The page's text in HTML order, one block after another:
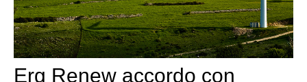
Erg Renew accordo con